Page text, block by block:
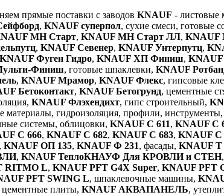
прямые поставки с заводов KNAUF - листовые
, KNAUF суперпол, сухие смеси, готовые
МН Старт, KNAUF МН Старт ЛЛ, KNAUF
, KNAUF Севенер, KNAUF Унтерпутц,
KNAUF Фуген Гидро, KNAUF ХП Финиш,
Финиш, готовые шпаклевки, KNAUF
, KNAUF Мрамор, KNAUF Флекс, гипсовые
Бетоконтакт, KNAUF Бетогрунд, цементные
KNAUF Флэхендихт, гипс строительный,
гидроизоляция, профили,
системы, облицовки, KNAUF С 611, KNAUF С
С 666, KNAUF С 682, KNAUF С 683, KNAUF С
, KNAUF ОП 135, KNAUF Ф 231, фасады, KNAUF Т
, KNAUF ТеплоКНАУФ Для КРОВЛИ и СТЕН,
RITMO L, KNAUF PFT G4X Super, KNAUF PFT
PFT SWING L, шпаклевочные машины,
цементные плиты, KNAUF АКВАПАНЕЛЬ,